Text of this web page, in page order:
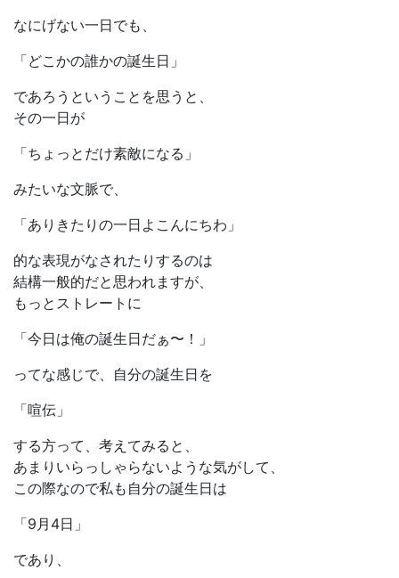
なにげない一日でも、
「どこかの誰かの誕生日」
であろうということを思うと、
その一日が
「ちょっとだけ素敵になる」
みたいな文脈で、
「ありきたりの一日よこんにちわ」
的な表現がなされたりするのは
結構一般的だと思われますが、
もっとストレートに
「今日は俺の誕生日だぁ〜！」
ってな感じで、自分の誕生日を
「喧伝」
する方って、考えてみると、
あまりいらっしゃらないような気がして、
この際なので私も自分の誕生日は
「9月4日」
であり、